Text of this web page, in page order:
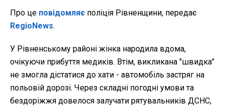
Про це повідомляє поліція Рівненщини, передає
RegioNews.
У Рівненському районі жінка народила вдома,
очікуючи прибуття медиків. Втім, викликана "швидка"
не змогла дістатися до хати - автомобіль застряг на
польовій дорозі. Через складні погодні умови та
бездоріжжя довелося залучати рятувальників ДСНС,